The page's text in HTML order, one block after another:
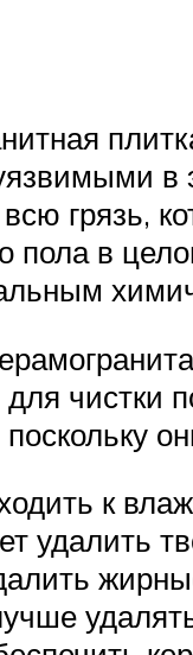
в
грязь,
пола в
чистки
к
удалить